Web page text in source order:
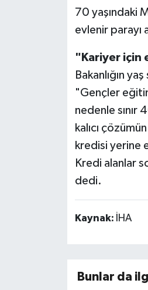
70 yaşındaki
evlenir parayı
"Kariyer için
Bakanlığın
"Gençler
nedenle sınır
kalıcı
kredisi yerine
Kredi alanlar
dedi.
Kaynak: İHA
Bunlar da